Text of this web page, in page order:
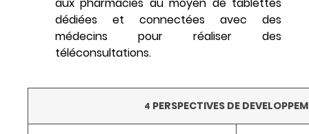
dédiées et connectées avec des
médecins pour réaliser des
téléconsultations.
4 PERSPECTIVES DE